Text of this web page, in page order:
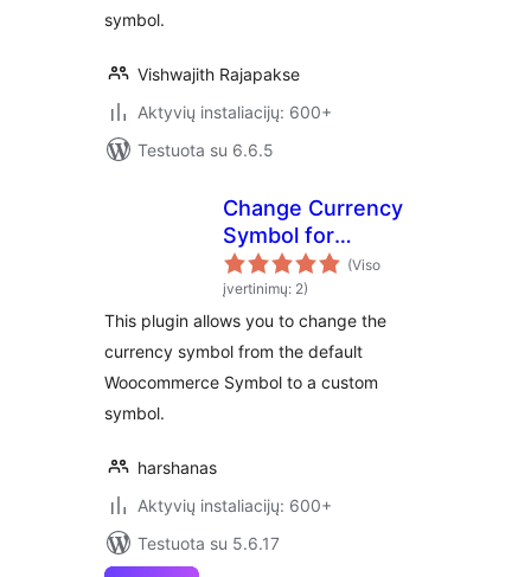
symbol.
Vishwajith Rajapakse
Aktyvių instaliacijų: 600+
Testuota su 6.6.5
Change Currency
Symbol for
WooCommerce
(Viso
įvertinimų: 2)
This plugin allows you to change the
currency symbol from the default
Woocommerce Symbol to a custom
symbol.
harshanas
Aktyvių instaliacijų: 600+
Testuota su 5.6.17